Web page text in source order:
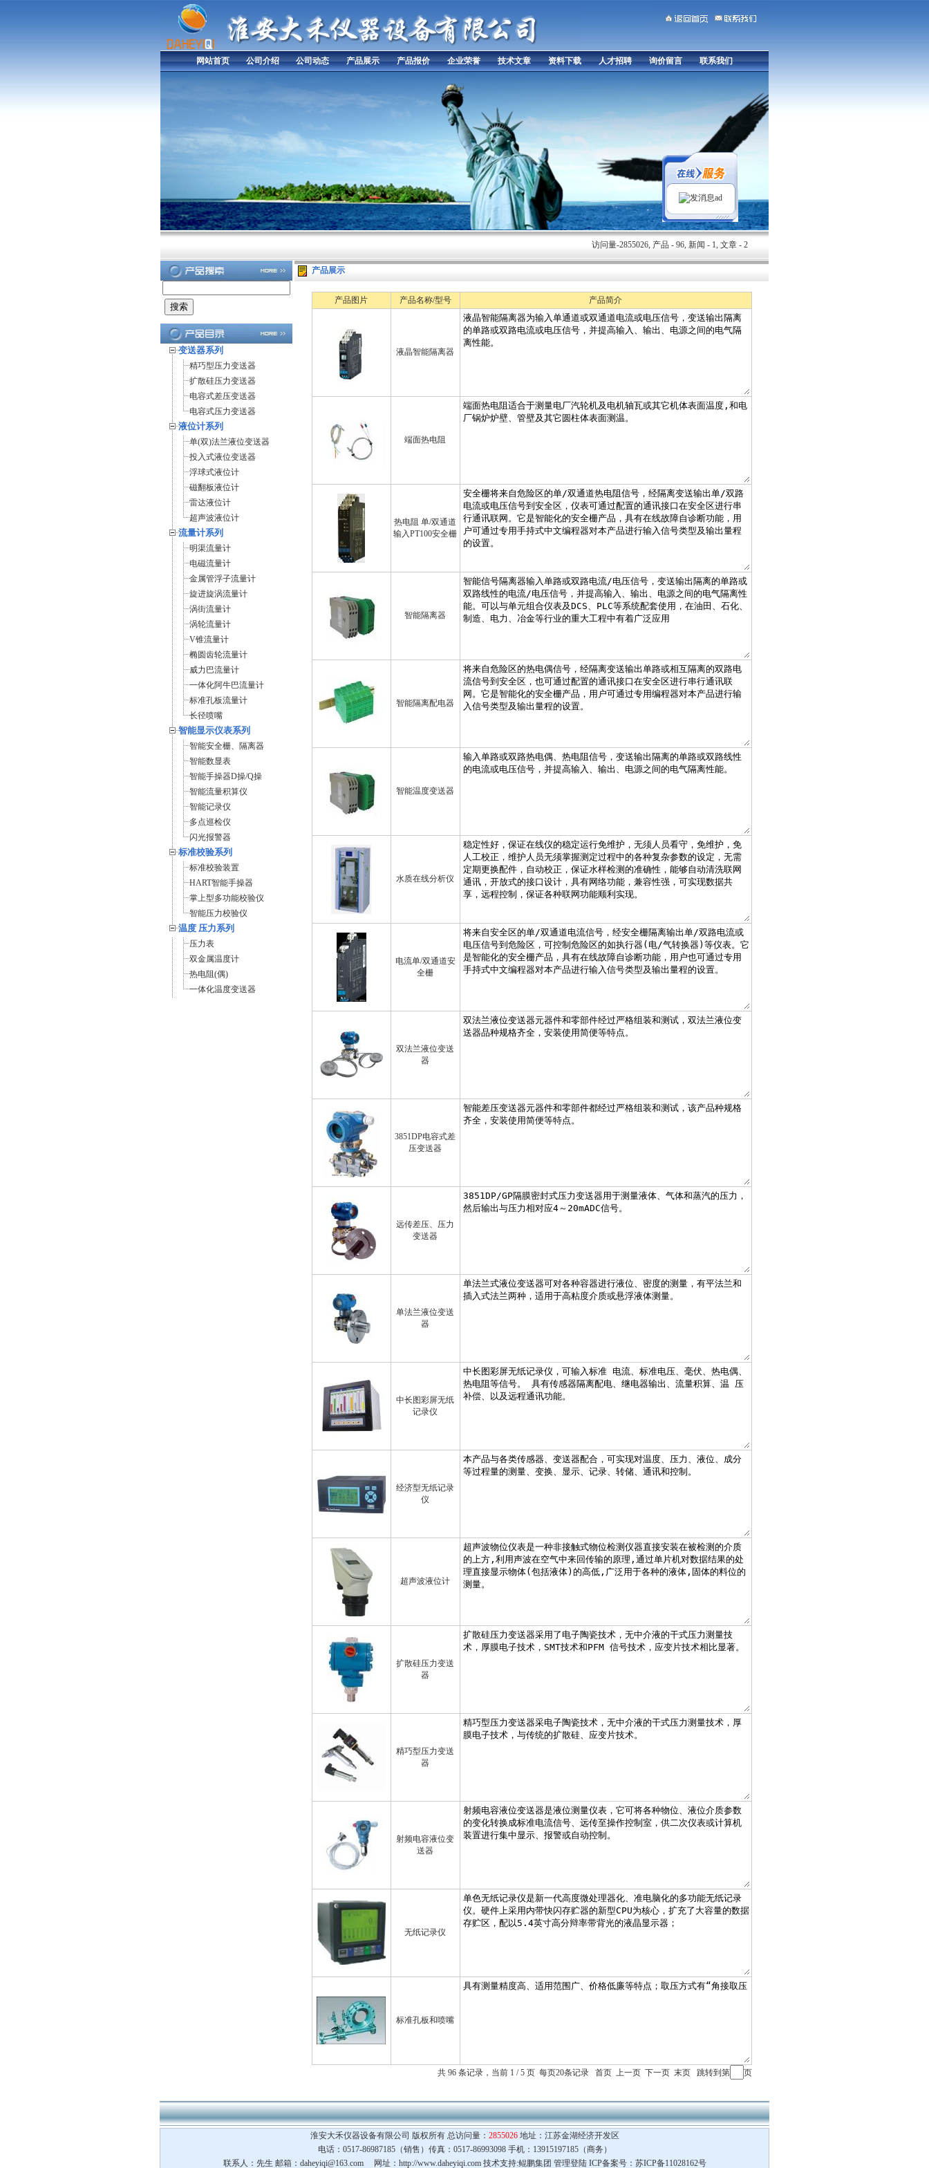
ad
网站首页 公司介绍 公司动态 产品展示 产品报价 企业荣誉 技术文章 资料下载 人才招聘 询价留言 联系我们
以科技为先导 以质量为生命 以信誉求发 展
访问量-2855026, 产品 - 96, 新闻 - 1, 文章 - 2
变送器系列
精巧型压力变送器
扩散硅压力变送器
电容式差压变送器
电容式压力变送器
液位计系列
单(双)法兰液位变送器
投入式液位变送器
浮球式液位计
磁翻板液位计
雷达液位计
超声波液位计
流量计系列
明渠流量计
电磁流量计
金属管浮子流量计
旋进旋涡流量计
涡街流量计
涡轮流量计
V锥流量计
椭圆齿轮流量计
威力巴流量计
一体化阿牛巴流量计
标准孔板流量计
长径喷嘴
智能显示仪表系列
智能安全栅、隔离器
智能数显表
智能手操器D操/Q操
智能流量积算仪
智能记录仪
多点巡检仪
闪光报警器
标准校验系列
标准校验装置
HART智能手操器
掌上型多功能校验仪
智能压力校验仪
温度 压力系列
压力表
双金属温度计
热电阻(偶)
一体化温度变送器
产品展示
产品图片 产品名称/型号 产品简介
液晶智能隔离器
端面热电阻
热电阻 单/双通道
输入PT100安全栅
智能隔离器
智能隔离配电器
智能温度变送器
水质在线分析仪
电流单/双通道安
全栅
双法兰液位变送
器
3851DP电容式差
压变送器
远传差压、压力
变送器
单法兰液位变送
器
中长图彩屏无纸
记录仪
经济型无纸记录
仪
超声波液位计
扩散硅压力变送
器
精巧型压力变送
器
射频电容液位变
送器
无纸记录仪
标准孔板和喷嘴
共 96 条记录，当前 1 / 5 页 每页20条记录 首页 上一页 下一页 末页跳转到第 页
淮安大禾仪器设备有限公司 版权所有 总访问量： 2855026地址：江苏金湖经济开发区
电话：0517-86987185（销售）传真：0517-86993098 手机：13915197185（商务）
联系人：先生 邮箱： daheyiqi@163.com网址：http://www.daheyiqi.com 技术支持:鲲鹏集团 管理登陆ICP备案号： 苏ICP备11028162号